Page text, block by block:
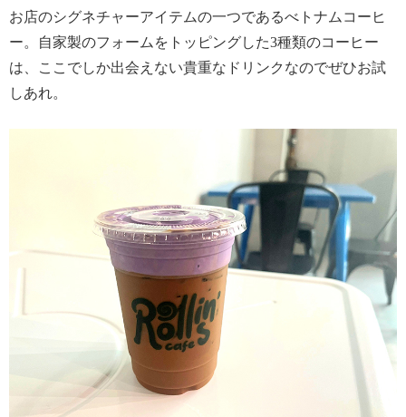
お店のシグネチャーアイテムの一つであるべトナムコーヒ
ー。自家製のフォームをトッピングした3種類のコーヒー
は、ここでしか出会えない貴重なドリンクなのでぜひお試
しあれ。